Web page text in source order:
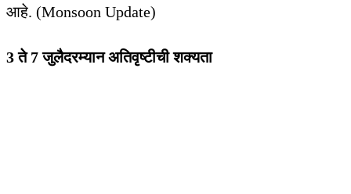
आहे. (Monsoon Update)
3 ते 7 जुलैदरम्यान अतिवृष्टीची शक्यता